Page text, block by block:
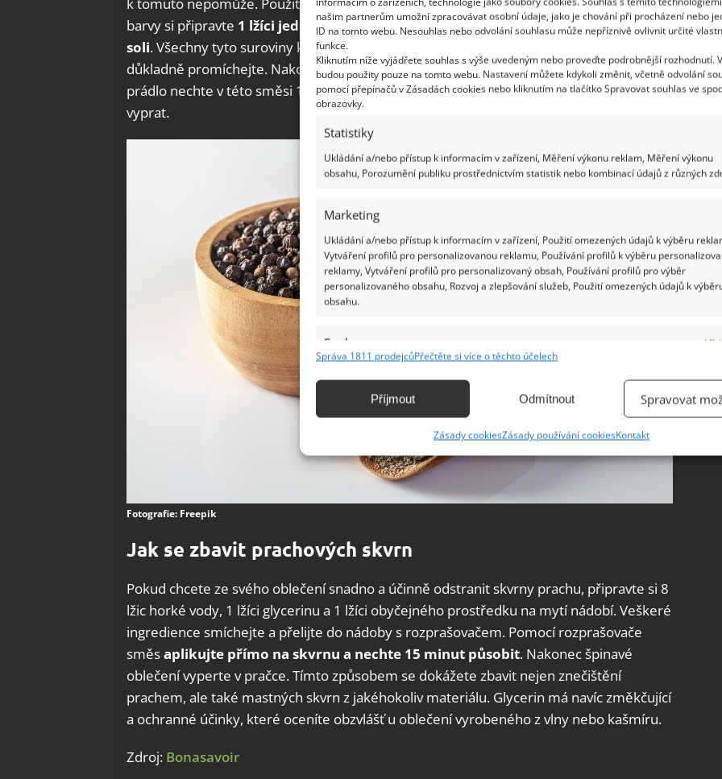
našim partnerům umožní zpracovávat osobní údaje, jako je chování při procházení nebo
ID na tomto webu. Nesouhlas nebo odvolání souhlasu může nepříznivě ovlivnit určité
funkce.
Kliknutím níže vyjádřete souhlas s výše uvedeným nebo proveďte podrobnější rozhodnutí.
budou použity pouze na tomto webu. Nastavení můžete kdykoli změnit, včetně odvolání
pomocí přepínačů v Zásadách cookies nebo kliknutím na tlačítko Spravovat souhlas ve
obrazovky.
Statistiky
Ukládání a/nebo přístup k informacím v zařízení, Měření výkonu reklam, Měření výkonu
obsahu, Porozumění publiku prostřednictvím statistik nebo kombinací údajů z různých
Marketing
Ukládání a/nebo přístup k informacím v zařízení, Použití omezených údajů k výběru
Vytváření profilů pro personalizovanou reklamu, Používání profilů k výběru
reklamy, Vytváření profilů pro personalizovaný obsah, Používání profilů pro výběr
personalizovaného obsahu, Rozvoj a zlepšování služeb, Použití omezených údajů k
obsahu.
Funkce
Identifikace zařízení na základě automaticky přenášených informací.
základě aktivně vyžádaných informací.
Zajištění bezpečnosti, předcházení a zjišťování podvodů a
odstraňování chyb, Poskytování a zobrazování reklamy a obsahu,
Správa 1811 prodejcůPřečtěte si více o těchto účelech
Příjmout Odmítnout Spravovat
Zásady cookiesZásady používání cookiesKontakt
barvy si připravte 1 lžíci jedlé sody, 1 lžíci tekutého pracího prostředku a 2 lžíce
soli. Všechny tyto suroviny kromě pracího gelu přimíchejte do kyblíku s horkou vodou a
důkladně promíchejte. Nakonec přidejte prací gel a opět promíchejte. Poškozené
prádlo nechte v této směsi 15–30 minut odmočit, nakonec propláchněte vodou a dejte
vyprat.
Fotografie: Freepik
Jak se zbavit prachových skvrn
Pokud chcete ze svého oblečení snadno a účinně odstranit skvrny prachu, připravte si 8
lžic horké vody, 1 lžíci glycerinu a 1 lžíci obyčejného prostředku na mytí nádobí. Veškeré
ingredience smíchejte a přelijte do nádoby s rozprašovačem. Pomocí rozprašovače
směsaplikujte přímo na skvrnu a nechte 15 minut působit. Nakonec špinavé
oblečení vyperte v pračce. Tímto způsobem se dokážete zbavit nejen znečištění
prachem, ale také mastných skvrn z jakéhokoliv materiálu. Glycerin má navíc změkčující
a ochranné účinky, které oceníte obzvlášť u oblečení vyrobeného z vlny nebo kašmíru.
Zdroj: Bonasavoir